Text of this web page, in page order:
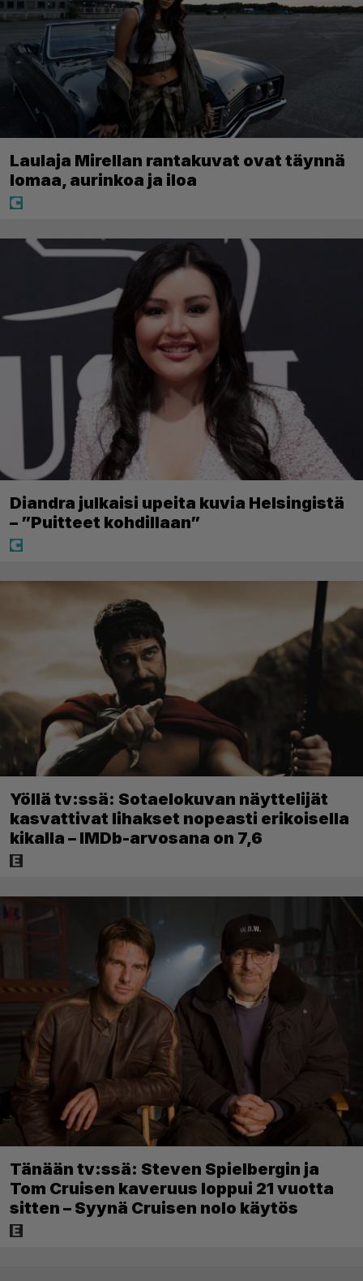
Laulaja Mirellan rantakuvat ovat täynnä
lomaa, aurinkoa ja iloa
Diandra julkaisi upeita kuvia Helsingistä
– ”Puitteet kohdillaan”
Yöllä tv:ssä: Sotaelokuvan näyttelijät
kasvattivat lihakset nopeasti erikoisella
kikalla – IMDb-arvosana on 7,6
Tänään tv:ssä: Steven Spielbergin ja
Tom Cruisen kaveruus loppui 21 vuotta
sitten – Syynä Cruisen nolo käytös